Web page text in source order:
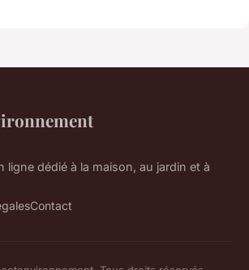
ligne dédié à la maison, au jardin et à
Contact